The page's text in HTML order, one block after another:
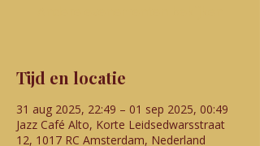
Tijd en locatie
31 aug 2025, 22:49 – 01 sep 2025, 00:49
Jazz Café Alto, Korte Leidsedwarsstraat
12, 1017 RC Amsterdam, Nederland